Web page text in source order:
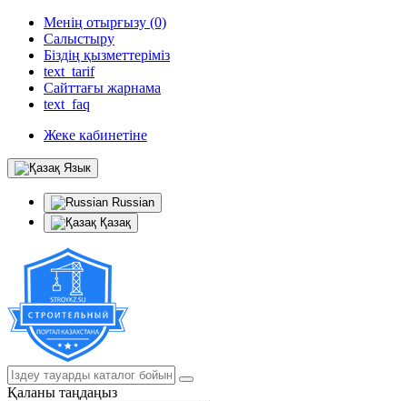
Менің отырғызу (0)
Салыстыру
Біздің қызметтеріміз
text_tarif
Сайттағы жарнама
text_faq
Жеке кабинетіне
Язык
Russian
Қазақ
Қаланы таңдаңыз